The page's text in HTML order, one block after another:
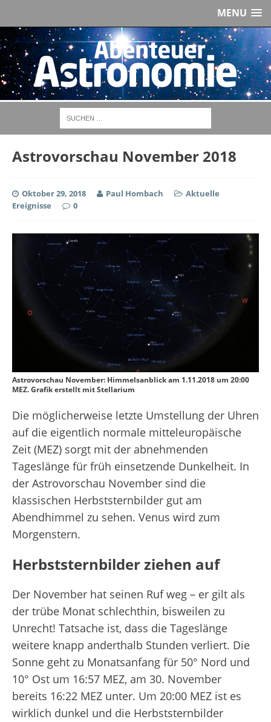
MENU
Astrovorschau November 2018
Oktober 29, 2018 Paul Hombach
Aktuelle
Ereignisse
0
Astrovorschau November: Himmelsanblick am 1.11.2018 um 20:00
MEZ. Grafik erstellt mit Stellarium
Die möglicherweise letzte Umstellung der Uhren
auf die eigentlich normale mitteleuropäische
Zeit (MEZ) sorgt mit der abnehmenden
Tageslänge für früh einsetzende Dunkelheit. In
der Astrovorschau November sind die
klassischen Herbststernbilder gut am
Abendhimmel zu sehen. Venus wird zum
Morgenstern.
Herbststernbilder ziehen auf
Der November hat seinen Ruf weg – er gilt als
der trübe Monat schlechthin, bisweilen zu
Unrecht! Tatsache ist, dass die Tageslänge
weitere knapp anderthalb Stunden verliert. Die
Sonne geht zu Monatsanfang für 50° Nord und
10° Ost um 16:57 MEZ, am 30. November
bereits 16:22 MEZ unter. Um 20:00 MEZ ist es
wirklich dunkel und die Herbststernbilder